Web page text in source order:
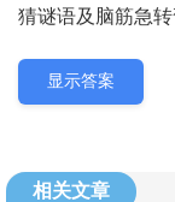
猜谜语及脑筋急
显示答案
相关文章